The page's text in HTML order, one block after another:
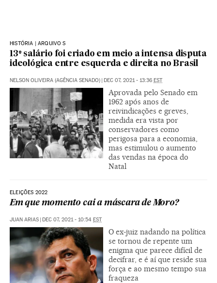
HISTÓRIA | ARQUIVO S
13º salário foi criado em meio a intensa disputa
ideológica entre esquerda e direita no Brasil
NELSON OLIVEIRA (AGÊNCIA SENADO) | DEC 07, 2021 - 13:36 EST
Aprovada pelo Senado em
1962 após anos de
reivindicações e greves,
medida era vista por
conservadores como
perigosa para a economia,
mas estimulou o aumento
das vendas na época do
Natal
ELEIÇÕES 2022
Em que momento cai a máscara de Moro?
JUAN ARIAS | DEC 07, 2021 - 10:54 EST
O ex-juiz nadando na política
se tornou de repente um
enigma que parece difícil de
decifrar, e é aí que reside sua
força e ao mesmo tempo sua
fraqueza